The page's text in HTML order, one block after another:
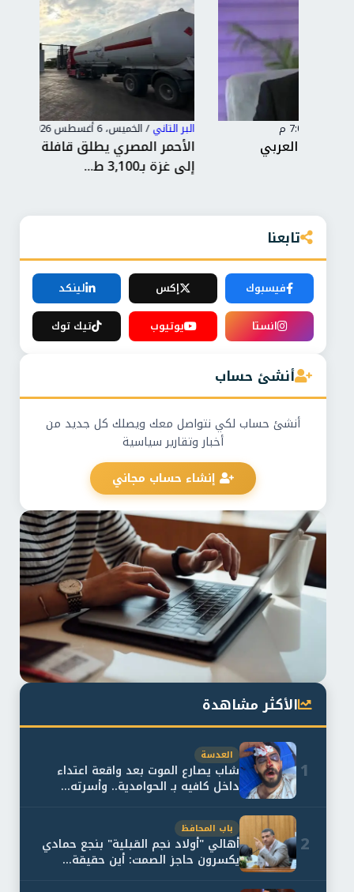
البر التاني
الأحمر المصري يطلق قافلة «زاد العزة» الـ251
تابعنا
فيسبوك إكس
لينكد
انستا
يوتيوب تيك توك
أنشئ حساب
أنشئ حساب لكي نتواصل معك ويصلك كل جديد من
أخبار وتقارير سياسية
إنشاء حساب مجاني
الأكثر مشاهدة
1
العدسة
شاب يصارع الموت بعد واقعة اعتداء
داخل كافيه بـ الحوامدية.. وأسرته...
2
باب المحافظ
أهالي "أولاد نجم القبلية" بنجع حمادي
يكسرون حاجز الصمت: أين حقيقة...